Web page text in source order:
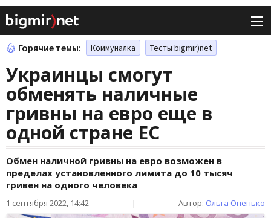
Горячие темы: Коммуналка Тесты bigmir)net
Украинцы смогут
обменять наличные
гривны на евро еще в
одной стране ЕС
Обмен наличной гривны на евро возможен в
пределах установленного лимита до 10 тысяч
гривен на одного человека
1 сентября 2022, 14:42 | Автор: Ольга Опенько